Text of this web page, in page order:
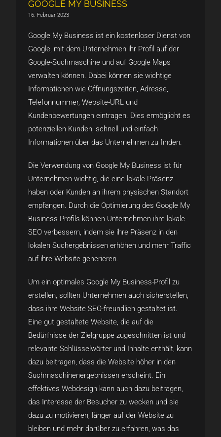
GOOGLE MY BUSINESS
16. Februar 2023
Google My Business ist ein kostenloser Dienst von
Google, mit dem Unternehmen ihr Profil auf der
Google-Suchmaschine und auf Google Maps
verwalten können. Dabei können sie wichtige
Informationen wie Öffnungszeiten, Adresse,
Telefonnummer, Website-URL und
Kundenbewertungen eintragen. Dies ermöglicht es
potenziellen Kunden, schnell und einfach
Informationen über das Unternehmen zu finden.
Die Verwendung von Google My Business ist für
Unternehmen wichtig, die eine lokale Präsenz
haben oder Kunden an ihrem physischen Standort
empfangen. Durch die Optimierung des Google My
Business-Profils können Unternehmen ihre lokale
SEO verbessern, indem sie ihre Präsenz in den
lokalen Suchergebnissen erhöhen und mehr Traffic
auf ihre Website generieren.
Um ein optimales Google My Business-Profil zu
erstellen, sollten Unternehmen auch sicherstellen,
dass ihre Website SEO-freundlich gestaltet ist.
Eine gut gestaltete Website, die auf die
Bedürfnisse der Zielgruppe zugeschnitten ist und
relevante Schlüsselwörter und Inhalte enthält, kann
dazu beitragen, dass die Website höher in den
Suchmaschinenergebnissen erscheint. Ein
effektives Webdesign kann auch dazu beitragen,
das Interesse der Besucher zu wecken und sie
dazu zu motivieren, länger auf der Website zu
bleiben und mehr darüber zu erfahren, was das